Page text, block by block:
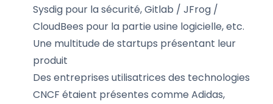
Sysdig pour la sécurité, Gitlab / JFrog /
CloudBees pour la partie usine logicielle, etc.
Une multitude de startups présentant leur
produit
Des entreprises utilisatrices des technologies
CNCF étaient présentes comme Adidas,